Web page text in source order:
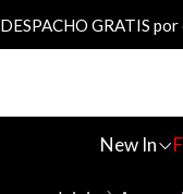
New In
DESPACHO GRATIS